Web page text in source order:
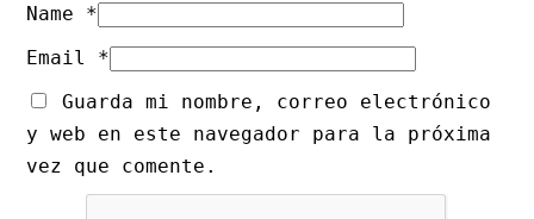
Name *
Email *
Guarda mi nombre, correo electrónico
y web en este navegador para la próxima
vez que comente.